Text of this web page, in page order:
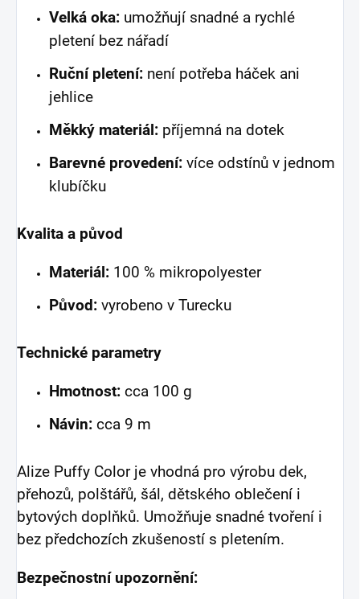
Velká oka: umožňují snadné a rychlé
pletení bez nářadí
Ruční pletení: není potřeba háček ani
jehlice
Měkký materiál: příjemná na dotek
Barevné provedení: více odstínů v jednom
klubíčku
Kvalita a původ
Materiál: 100 % mikropolyester
Původ: vyrobeno v Turecku
Technické parametry
Hmotnost: cca 100 g
Návin: cca 9 m
Alize Puffy Color je vhodná pro výrobu dek,
přehozů, polštářů, šál, dětského oblečení i
bytových doplňků. Umožňuje snadné tvoření i
bez předchozích zkušeností s pletením.
Bezpečnostní upozornění: